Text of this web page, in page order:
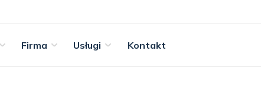
Firma Usługi Kontakt